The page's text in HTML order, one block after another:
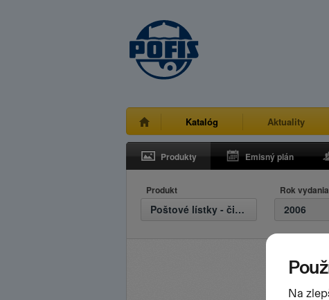
Katalóg Aktuality
Produkty Emisný plán
Produkt
Poštové lístky - čisté
Rok vydania
2006